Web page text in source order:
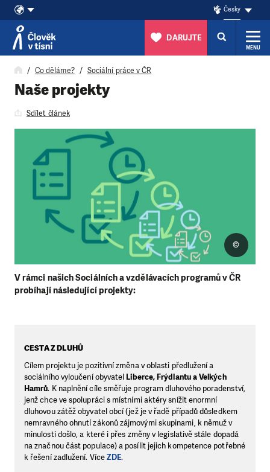
Přeskočit na obsah
Česky
DARUJTE
MENU
Co děláme? Sociální práce v ČR
Naše projekty
Sdílet článek
V rámci našich Sociálních a vzdělávacích programů v ČR
probíhají následující projekty:
©
CESTA Z DLUHŮ
Cílem projektu je pozitivní změna v oblasti předlužení a
sociálního vyloučení obyvatel Liberce, Frýdlantu a Velkých
Hamrů. K naplnění cíle směřuje program dluhového poradenství,
jenž chce ve spolupráci s místními aktéry snížit enormní
dluhovou zátěž obyvatel obcí (jež je v řadě případů důsledkem
nemravného ohnutí zákonů zájmovými skupinami, k němuž v
minulosti došlo, a které i přes změny v legislativě stále dopadá
na značnou část populace) a posílit jejich kompetence potřebné
k řešení zadlužení. VíceZDE.